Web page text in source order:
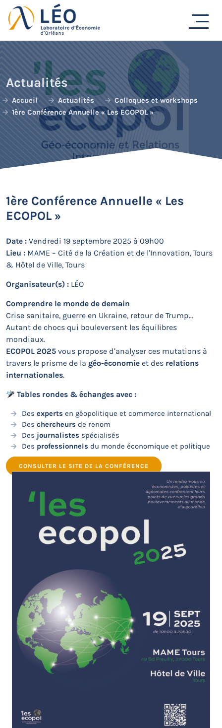
Passer
au
contenu
Actualités
Accueil Actualités
Colloques et workshops
1ère Conférence Annuelle « Les ECOPOL »
1ère Conférence Annuelle « Les
ECOPOL »
Date : Vendredi 19 septembre 2025 à 09h00
Lieu : MAME – Cité de la Création et de l’Innovation, Tours
& Hôtel de Ville, Tours
Organisateur(s) : LÉO
Comprendre le monde de demain
Crise sanitaire, guerre en Ukraine, retour de Trump…
Autant de chocs qui bouleversent les équilibres
mondiaux.
ECOPOL 2025 vous propose d’analyser ces mutations à
travers le prisme de la géo-économie et des relations
internationales.
Tables rondes & échanges avec :
Des experts en géopolitique et commerce international
Des chercheurs de renom
Des journalistes spécialisés
Des professionnels du monde économique et politique
CONSULTER LE SITE DE LA CONFÉRENCE